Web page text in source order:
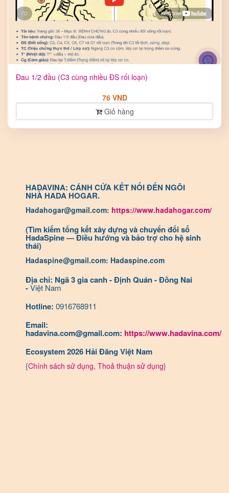
Đau 1/2 đầu (C3 cùng nhiều ĐS rối loạn)
76 VND
Giỏ hàng
HADAVINA: CÁNH CỬA KẾT NỐI ĐẾN NGÔI
NHÀ HADA HOGAR.
Hadahogar@gmail.com: https://www.hadahogar.com/
(Tìm kiếm tổng kết xây dựng và chuyển đổi số
HadaSpine — Điều hướng và bảo trợ cho hệ sinh
thái)
Hadaspine@gmail.com: Hadaspine.com
Địa chỉ: Ngã 3 gia canh - Định Quán - Đồng Nai
-Việt Nam
Hotline: 0916768911
Email:
hadavina.com@gmail.com: https://www.hadavina.com/
Ecosystem 2026 Hải Đăng Việt Nam
{Chính sách sử dụng, Thoả thuận sử dụng}